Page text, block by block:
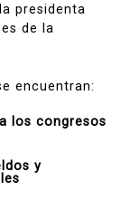
presidenta
de la
encuentran:
los congresos
y